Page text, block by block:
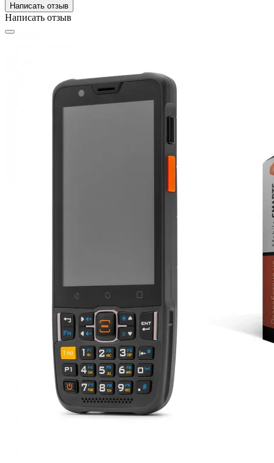
Написать отзыв
Написать отзыв